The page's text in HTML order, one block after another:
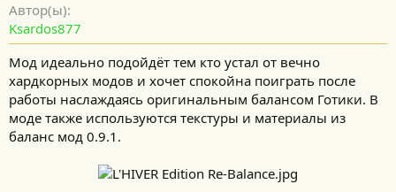
Автор(ы)
Ksardos877
Мод идеально подойдёт тем кто устал от вечно
хардкорных модов и хочет спокойна поиграть после
работы наслаждаясь оригинальным балансом Готики. В
моде также используются текстуры и материалы из
баланс мод 0.9.1.